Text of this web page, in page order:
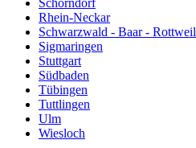
Rhein-Neckar
Schwarzwald - Baar - Rottweil
Sigmaringen
Stuttgart
Südbaden
Tübingen
Tuttlingen
Ulm
Wiesloch